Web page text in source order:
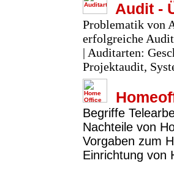
Audit -
Problematik von
erfolgreiche
| Auditarten:
Projektaudit,
Begriffe
Nachteile von
Vorgaben zum
Einrichtung von